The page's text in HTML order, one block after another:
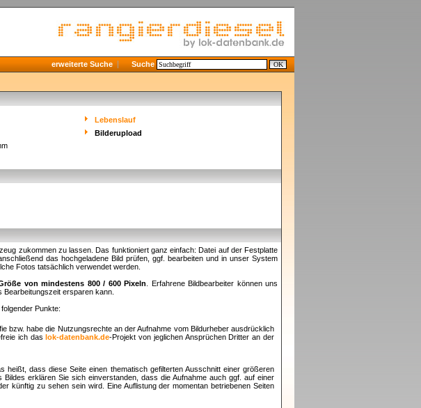
erweiterte Suche Suche
Lebenslauf
Bilderupload
zukommen zu lassen. Das funktioniert ganz einfach: Datei auf der Festplatte
das hochgeladene Bild prüfen, ggf. bearbeiten und in unser System
Fotos tatsächlich verwendet werden.
von mindestens 800 / 600 Pixeln . Erfahrene Bildbearbeiter können uns
ersparen kann.
Punkte:
bzw. habe die Nutzungsrechte an der Aufnahme vom Bildurheber ausdrücklich
ich daslok-datenbank.de-Projekt von jeglichen Ansprüchen Dritter an der
heißt, dass diese Seite einen thematisch gefilterten Ausschnitt einer größeren
erklären Sie sich einverstanden, dass die Aufnahme auch ggf. auf einer
künftig zu sehen sein wird. Eine Auflistung der momentan betriebenen Seiten